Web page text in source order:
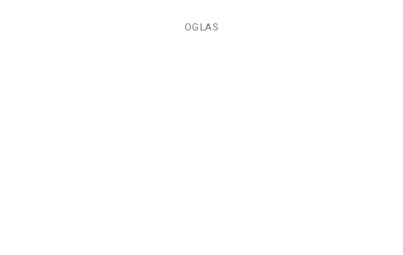
OGLAS